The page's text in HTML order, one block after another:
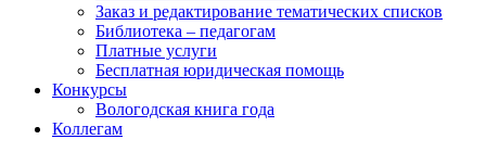
Заказ и редактирование тематических списков
Библиотека – педагогам
Платные услуги
Бесплатная юридическая помощь
Конкурсы
Вологодская книга года
Коллегам